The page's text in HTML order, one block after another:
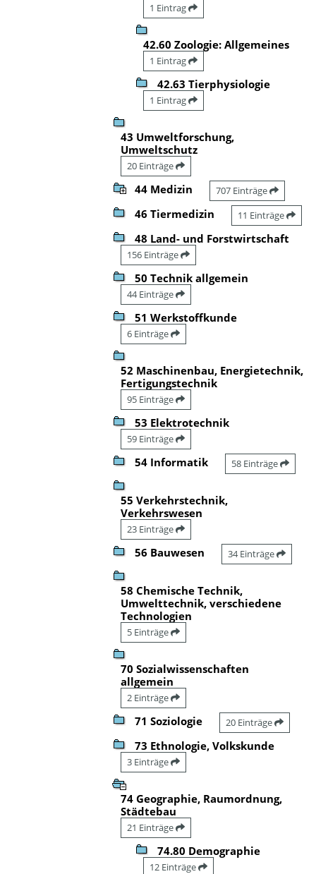
1 Eintrag
42.60 Zoologie: Allgemeines
1 Eintrag
42.63 Tierphysiologie
1 Eintrag
43 Umweltforschung,
Umweltschutz
20 Einträge
44 Medizin 707 Einträge
46 Tiermedizin 11 Einträge
48 Land- und Forstwirtschaft
156 Einträge
50 Technik allgemein
44 Einträge
51 Werkstoffkunde
6 Einträge
52 Maschinenbau, Energietechnik,
Fertigungstechnik
95 Einträge
53 Elektrotechnik
59 Einträge
54 Informatik 58 Einträge
55 Verkehrstechnik,
Verkehrswesen
23 Einträge
56 Bauwesen 34 Einträge
58 Chemische Technik,
Umwelttechnik, verschiedene
Technologien
5 Einträge
70 Sozialwissenschaften
allgemein
2 Einträge
71 Soziologie 20 Einträge
73 Ethnologie, Volkskunde
3 Einträge
74 Geographie, Raumordnung,
Städtebau
21 Einträge
74.80 Demographie
12 Einträge